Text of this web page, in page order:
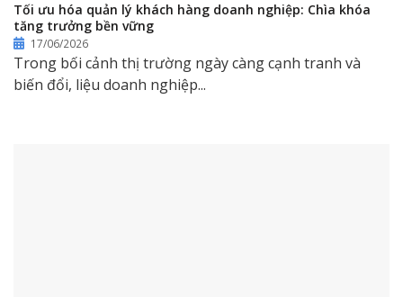
Tối ưu hóa quản lý khách hàng doanh nghiệp: Chìa khóa
tăng trưởng bền vững
17/06/2026
Trong bối cảnh thị trường ngày càng cạnh tranh và
biến đổi, liệu doanh nghiệp...